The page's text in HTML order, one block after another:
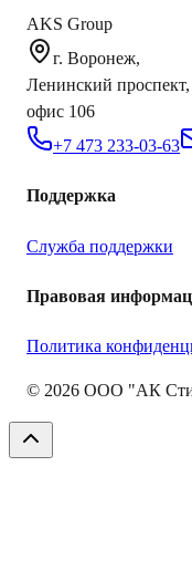
AKS Group
г. Воронеж,
Ленинский проспект,
офис 106
+7 473 233-03-63
Поддержка
Служба поддержки
Правовая
Политика
© 2026 ООО "АК